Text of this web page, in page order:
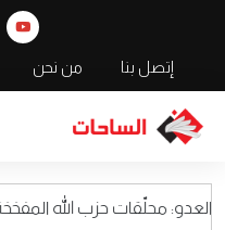
إتصل بنا من نحن
حزب الله المفخخة أصبحت